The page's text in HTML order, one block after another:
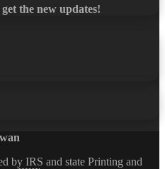
the new updates!
by IRS and state Printing and